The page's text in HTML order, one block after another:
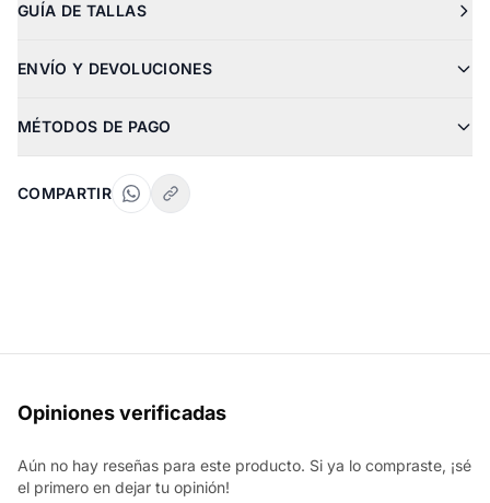
GUÍA DE TALLAS
ENVÍO Y DEVOLUCIONES
MÉTODOS DE PAGO
COMPARTIR
Opiniones verificadas
Aún no hay reseñas para este producto. Si ya lo compraste, ¡sé
el primero en dejar tu opinión!